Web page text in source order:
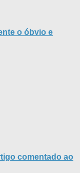
o óbvio e
comentado ao